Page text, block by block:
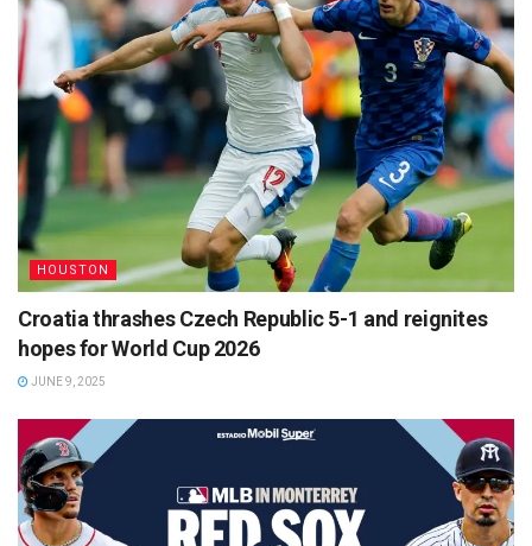
HOUSTON
Croatia thrashes Czech Republic 5-1 and reignites
hopes for World Cup 2026
JUNE 9, 2025